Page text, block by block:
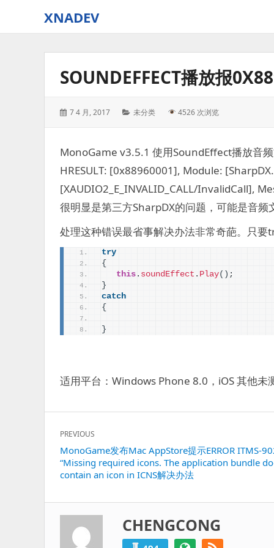
XNADEV
SOUNDEFFECT播放报
Posted
7 4 月, 2017 Categories:
未分类 4526 次浏览
MonoGame v3.5.1 使用SoundEffect播放音
HRESULT: [0x88960001], Module:
[XAUDIO2_E_INVALID_CALL/InvalidCall],
很明显是第三方SharpDX的问题，可能是音频
处理这种错误最省事解决办法非常奇葩。只
try
{
this . soundEffect . Play() ;
}
catch
{
}
适用平台：Windows Phone 8.0，iOS 其他未
文
章
导
航
PREVIOUS
Previous
post:
MonoGame发布Mac AppStore提示ERROR ITMS-
“Missing required icons. The application bundle
contain an icon in ICNS解决办法
CHENGCONG